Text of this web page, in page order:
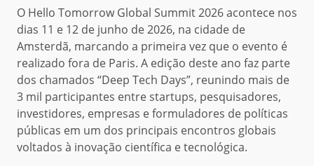
O Hello Tomorrow Global Summit 2026 acontece nos
dias 11 e 12 de junho de 2026, na cidade de
Amsterdã, marcando a primeira vez que o evento é
realizado fora de Paris. A edição deste ano faz parte
dos chamados “Deep Tech Days”, reunindo mais de
3 mil participantes entre startups, pesquisadores,
investidores, empresas e formuladores de políticas
públicas em um dos principais encontros globais
voltados à inovação científica e tecnológica.